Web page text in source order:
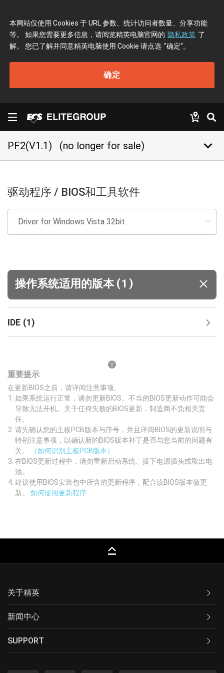
本网站仅使用 Cookies 于 URL 参数、统计访问者数量、分享功能
等。 如果您需要更多信息，请阅览精英电脑官网的 隐私政策 了
解。 您已了解并同意精英电脑使用 Cookie 请点选 "确定"。
确定
PF2(V1.1) (no longer for sale) keyboard_arrow_down
驱动程序 / BIOS和工具软件
操作系统适用的版本 (1 )
IDE (1)
重要提示
在更新BIOS之前，请详阅注意事项。
如果系统运行正常，请勿更新BIOS。不当的BIOS更新动作可能会
导致无法开机。关于任何失败的BIOS更新，制造商不负相关责
任。
请先确认您的主板PCB版本与序号，并且详阅BIOS的更新说明与
特别注意事项，以确认新的BIOS版本补丁是否与您当前的问题有
关。
（如何识别主板PCB版本）
在BIOS更新过程中，请勿重新启动系统、拔下电源插头或取出电
池。
建议使用BIOS安装包中所含的更新程序，配合该BIOS版本做更
新。 如何使用更新程序
keyboard_capslock
关于精英
新闻中心
SUPPORT